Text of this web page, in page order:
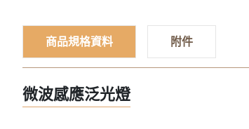
商品規格資料 附件
微波感應泛光燈